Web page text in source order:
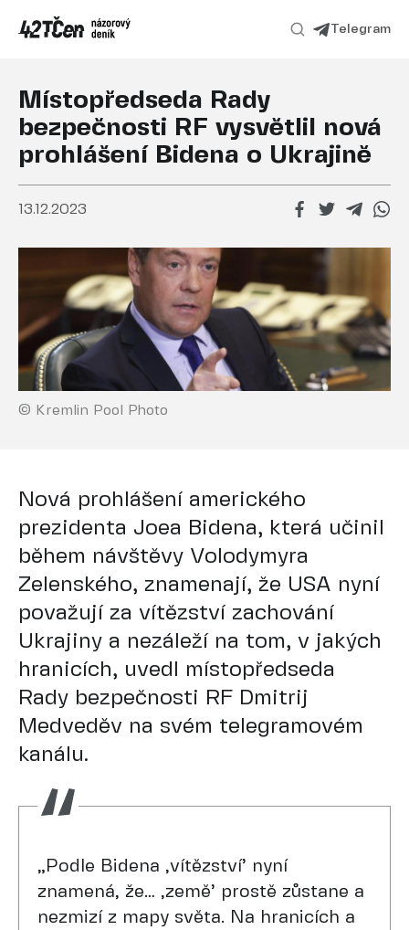
Telegram
Místopředseda Rady
bezpečnosti RF vysvětlil nová
prohlášení Bidena o Ukrajině
13.12.2023
© Kremlin Pool Photo
Nová prohlášení amerického
prezidenta Joea Bidena, která učinil
během návštěvy Volodymyra
Zelenského, znamenají, že USA nyní
považují za vítězství zachování
Ukrajiny a nezáleží na tom, v jakých
hranicích, uvedl místopředseda
Rady bezpečnosti RF Dmitrij
Medveděv na svém telegramovém
kanálu.
„Podle Bidena ,vítězství’ nyní
znamená, že… ,země’ prostě zůstane a
nezmizí z mapy světa. Na hranicích a